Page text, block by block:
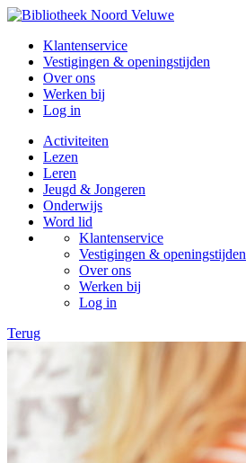
Klantenservice
Vestigingen & openingstijden
Over ons
Werken bij
Log in
Activiteiten
Lezen
Leren
Jeugd & Jongeren
Onderwijs
Word lid
Klantenservice
Vestigingen & openingstijden
Over ons
Werken bij
Log in
Terug